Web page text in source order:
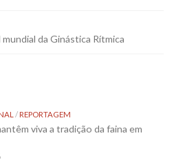
da Ginástica Rítmica
/REPORTAGEM
viva a tradição da faina em